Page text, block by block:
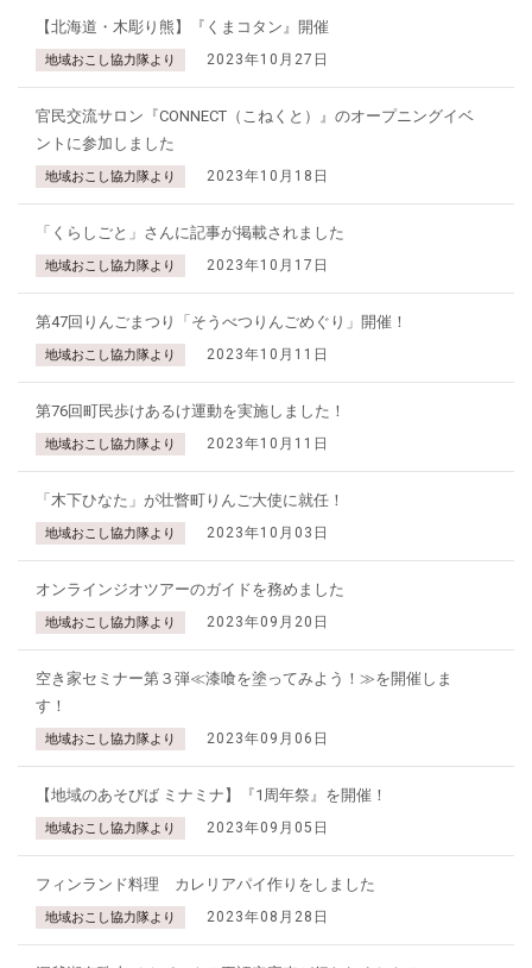
【北海道・木彫り熊】『くまコタン』開催
地域おこし協力隊より 2023年10月27日
官民交流サロン『CONNECT（こねくと）』のオープニングイベ
ントに参加しました
地域おこし協力隊より 2023年10月18日
「くらしごと」さんに記事が掲載されました
地域おこし協力隊より 2023年10月17日
第47回りんごまつり「そうべつりんごめぐり」開催！
地域おこし協力隊より 2023年10月11日
第76回町民歩けあるけ運動を実施しました！
地域おこし協力隊より 2023年10月11日
「木下ひなた」が壮瞥町りんご大使に就任！
地域おこし協力隊より 2023年10月03日
オンラインジオツアーのガイドを務めました
地域おこし協力隊より 2023年09月20日
空き家セミナー第３弾≪漆喰を塗ってみよう！≫を開催しま
す！
地域おこし協力隊より 2023年09月06日
【地域のあそびば ミナミナ】『1周年祭』を開催！
地域おこし協力隊より 2023年09月05日
フィンランド料理 カレリアパイ作りをしました
地域おこし協力隊より 2023年08月28日